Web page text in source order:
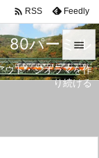
80パーミル
ウト・ジオラマを作
り続ける


メニュ
 RSS Feedly